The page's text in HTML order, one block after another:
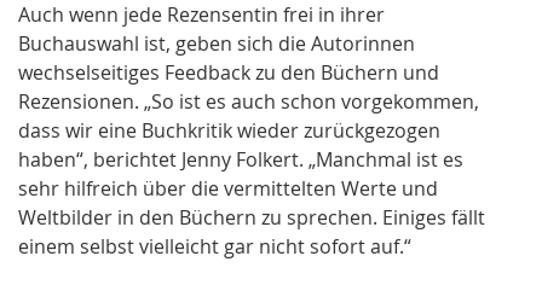
Auch wenn jede Rezensentin frei in ihrer
Buchauswahl ist, geben sich die Autorinnen
wechselseitiges Feedback zu den Büchern und
Rezensionen. „So ist es auch schon vorgekommen,
dass wir eine Buchkritik wieder zurückgezogen
haben“, berichtet Jenny Folkert. „Manchmal ist es
sehr hilfreich über die vermittelten Werte und
Weltbilder in den Büchern zu sprechen. Einiges fällt
einem selbst vielleicht gar nicht sofort auf.“